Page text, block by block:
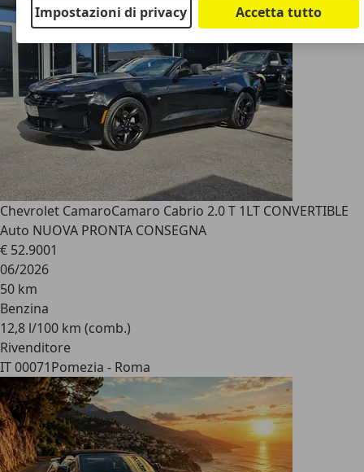
Chevrolet CamaroCamaro Cabrio 2.0 T 1LT CONVERTIBLE
Auto NUOVA PRONTA CONSEGNA
€ 52.9001
06/2026
50 km
Benzina
12,8 l/100 km (comb.)
Rivenditore
IT 00071Pomezia - Roma
Impostazioni di privacy Accetta tutto